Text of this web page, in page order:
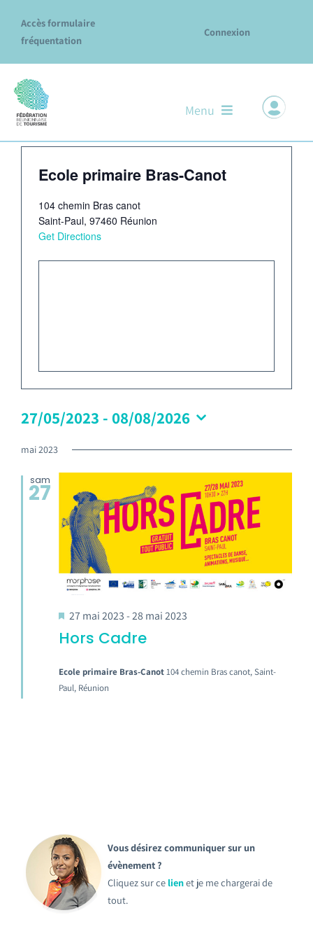
contenu
Accès formulaire
fréquentation
Connexion
Menu
Le réseau des Offices
Explore La Réunion
Contact
Évènements Ecole primaire Bras-Canot
Ecole primaire Bras-Canot
104 chemin Bras canot
Saint-Paul, 97460 Réunion
Get Directions
27/05/2023 - 08/08/2026
mai 2023
sam
27
27 mai 2023-28 mai 2023
Hors Cadre
Ecole primaire Bras-Canot104 chemin Bras canot, Saint-
Paul, Réunion
Vous désirez communiquer sur un
évènement ?
Cliquez sur ce lienet je me chargerai de
tout.